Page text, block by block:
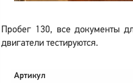
Пробег 130, все документы
двигатели тестируются.
Артикул